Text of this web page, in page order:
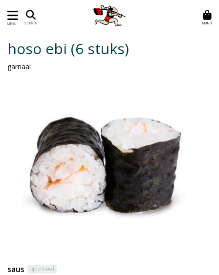
MENU ZOEKEN MAND
hoso ebi (6 stuks)
garnaal
saus optioneel